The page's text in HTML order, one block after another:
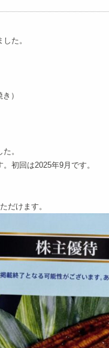
た。
）
。
初回は2025年9月です。
だけます。